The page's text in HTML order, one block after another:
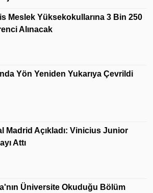
Meslek Yüksekokullarına 3 Bin 250
Alınacak
Yön Yeniden Yukarıya Çevrildi
Madrid Açıkladı: Vinicius Junior
Attı
Üniversite Okuduğu Bölüm